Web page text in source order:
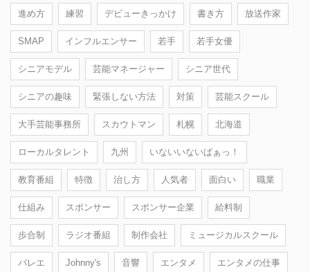
進め方 練習 デビューきっかけ 書き方 放送作家
SMAP インフルエンサー 若手 若手女優
シニアモデル 芸能マネージャー シニア世代
シニアの趣味 緊張しない方法 対策 芸能スクール
大手芸能事務所 スカウトマン 札幌 北海道
ローカルタレント 九州 いないいないばぁっ！
教育番組 特徴 治し方 人気者 面白い 職業
仕組み スポンサー スポンサー企業 給料制
歩合制 ラジオ番組 制作会社 ミュージカルスクール
バレエ Johnny's 音響 エンタメ エンタメの仕事